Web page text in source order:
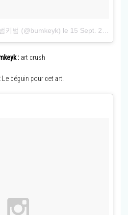
키범 (@bumkeyk) le 15 Sept. 2015 à 6h06 PDT
: art crush
Le béguin pour cet art.